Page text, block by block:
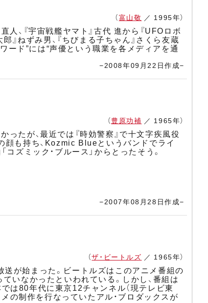
（富山敬 ／ 1995年）
人、『宇宙戦艦ヤマト』古代 進から『UFOロボ
』ねずみ男、『ちびまる子ちゃん』さくら友蔵
ード”には“声優という職業を各メディアを通
−2008年09月22日作成−
（豊原功補 ／ 1965年）
たが、最近では『時効警察』で十文字疾風役
顔も持ち、Kozmic Blueというバンドでライ
ズミック・ブルース」からとったそう。
−2007年08月28日作成−
（ザ・ビートルズ ／ 1965年）
送が始まった。ビートルズはこのアニメ番組の
いなかったといわれている。しかし、番組は
は80年代に東京12チャンネル（現テレビ東
の制作を行なっていたアル・ブロダックスが